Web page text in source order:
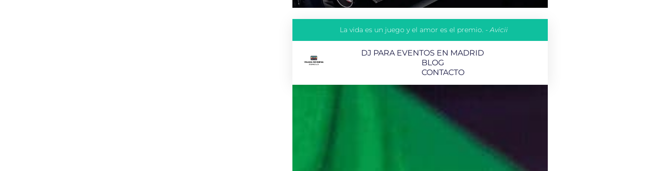
La vida es un juego y el amor es el premio. -Avicii
DJ PARA EVENTOS EN MADRID
BLOG
CONTACTO